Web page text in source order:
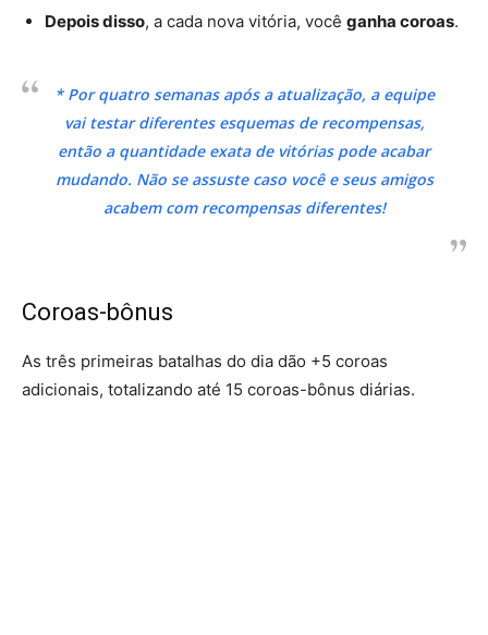
Depois disso, a cada nova vitória, você ganha coroas.
* Por quatro semanas após a atualização, a equipe
vai testar diferentes esquemas de recompensas,
então a quantidade exata de vitórias pode acabar
mudando. Não se assuste caso você e seus amigos
acabem com recompensas diferentes!
Coroas-bônus
As três primeiras batalhas do dia dão +5 coroas
adicionais, totalizando até 15 coroas-bônus diárias.